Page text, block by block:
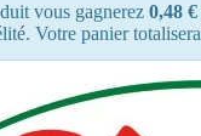
vous gagnerez 0,48 €
Votre panier totalisera